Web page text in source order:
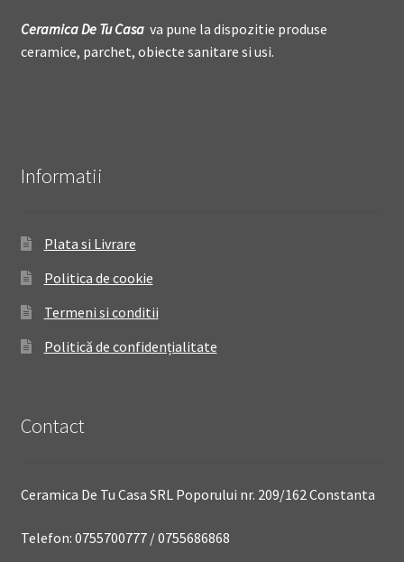
Ceramica DeTu Casava pune la dispozitie produse
ceramice, parchet, obiecte sanitare si usi.
Informatii
Plata si Livrare
Politica de cookie
Termeni si conditii
Politică de confidențialitate
Contact
Ceramica De Tu Casa SRL Poporului nr. 209/162 Constanta
Telefon: 0755700777 / 0755686868